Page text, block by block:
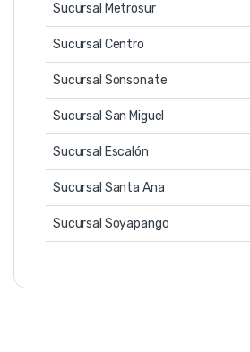
Sucursal Metrosur
Sucursal Centro
Sucursal Sonsonate
Sucursal San Miguel
Sucursal Escalón
Sucursal Santa Ana
Sucursal Soyapango